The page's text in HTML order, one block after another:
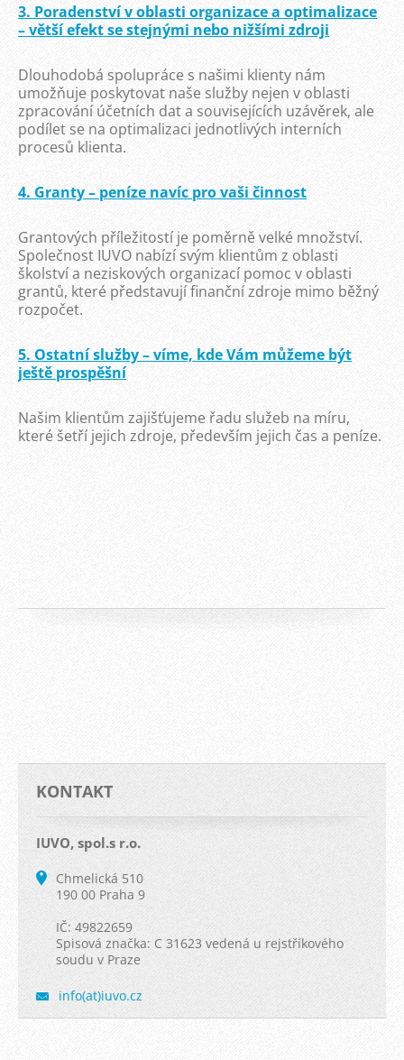
3. Poradenství v oblasti organizace a optimalizace
– větší efekt se stejnými nebo nižšími zdroji
Dlouhodobá spolupráce s našimi klienty nám
umožňuje poskytovat naše služby nejen v oblasti
zpracování účetních dat a souvisejících uzávěrek, ale
podílet se na optimalizaci jednotlivých interních
procesů klienta.
4. Granty – peníze navíc pro vaši činnost
Grantových příležitostí je poměrně velké množství.
Společnost IUVO nabízí svým klientům z oblasti
školství a neziskových organizací pomoc v oblasti
grantů, které představují finanční zdroje mimo běžný
rozpočet.
5. Ostatní služby – víme, kde Vám můžeme být
ještě prospěšní
Našim klientům zajišťujeme řadu služeb na míru,
které šetří jejich zdroje, především jejich čas a peníze.
KONTAKT
IUVO, spol.s r.o.
Chmelická 510
190 00 Praha 9
IČ: 49822659
Spisová značka: C 31623 vedená u rejstříkového
soudu v Praze
info(at)iuvo.cz